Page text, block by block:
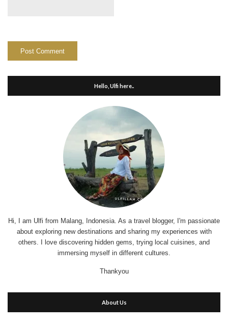
Hello, Ulfi here..
Hi, I am Ulfi from Malang, Indonesia. As a travel blogger, I'm passionate
about exploring new destinations and sharing my experiences with
others. I love discovering hidden gems, trying local cuisines, and
immersing myself in different cultures.
Thankyou
About Us